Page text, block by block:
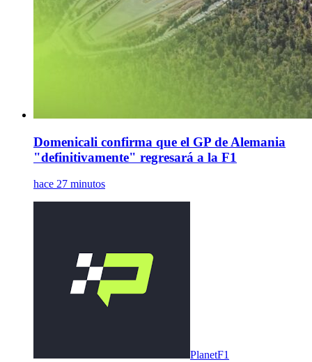
Domenicali confirma que el GP de Alemania
"definitivamente" regresará a la F1
hace 27 minutos
PlanetF1